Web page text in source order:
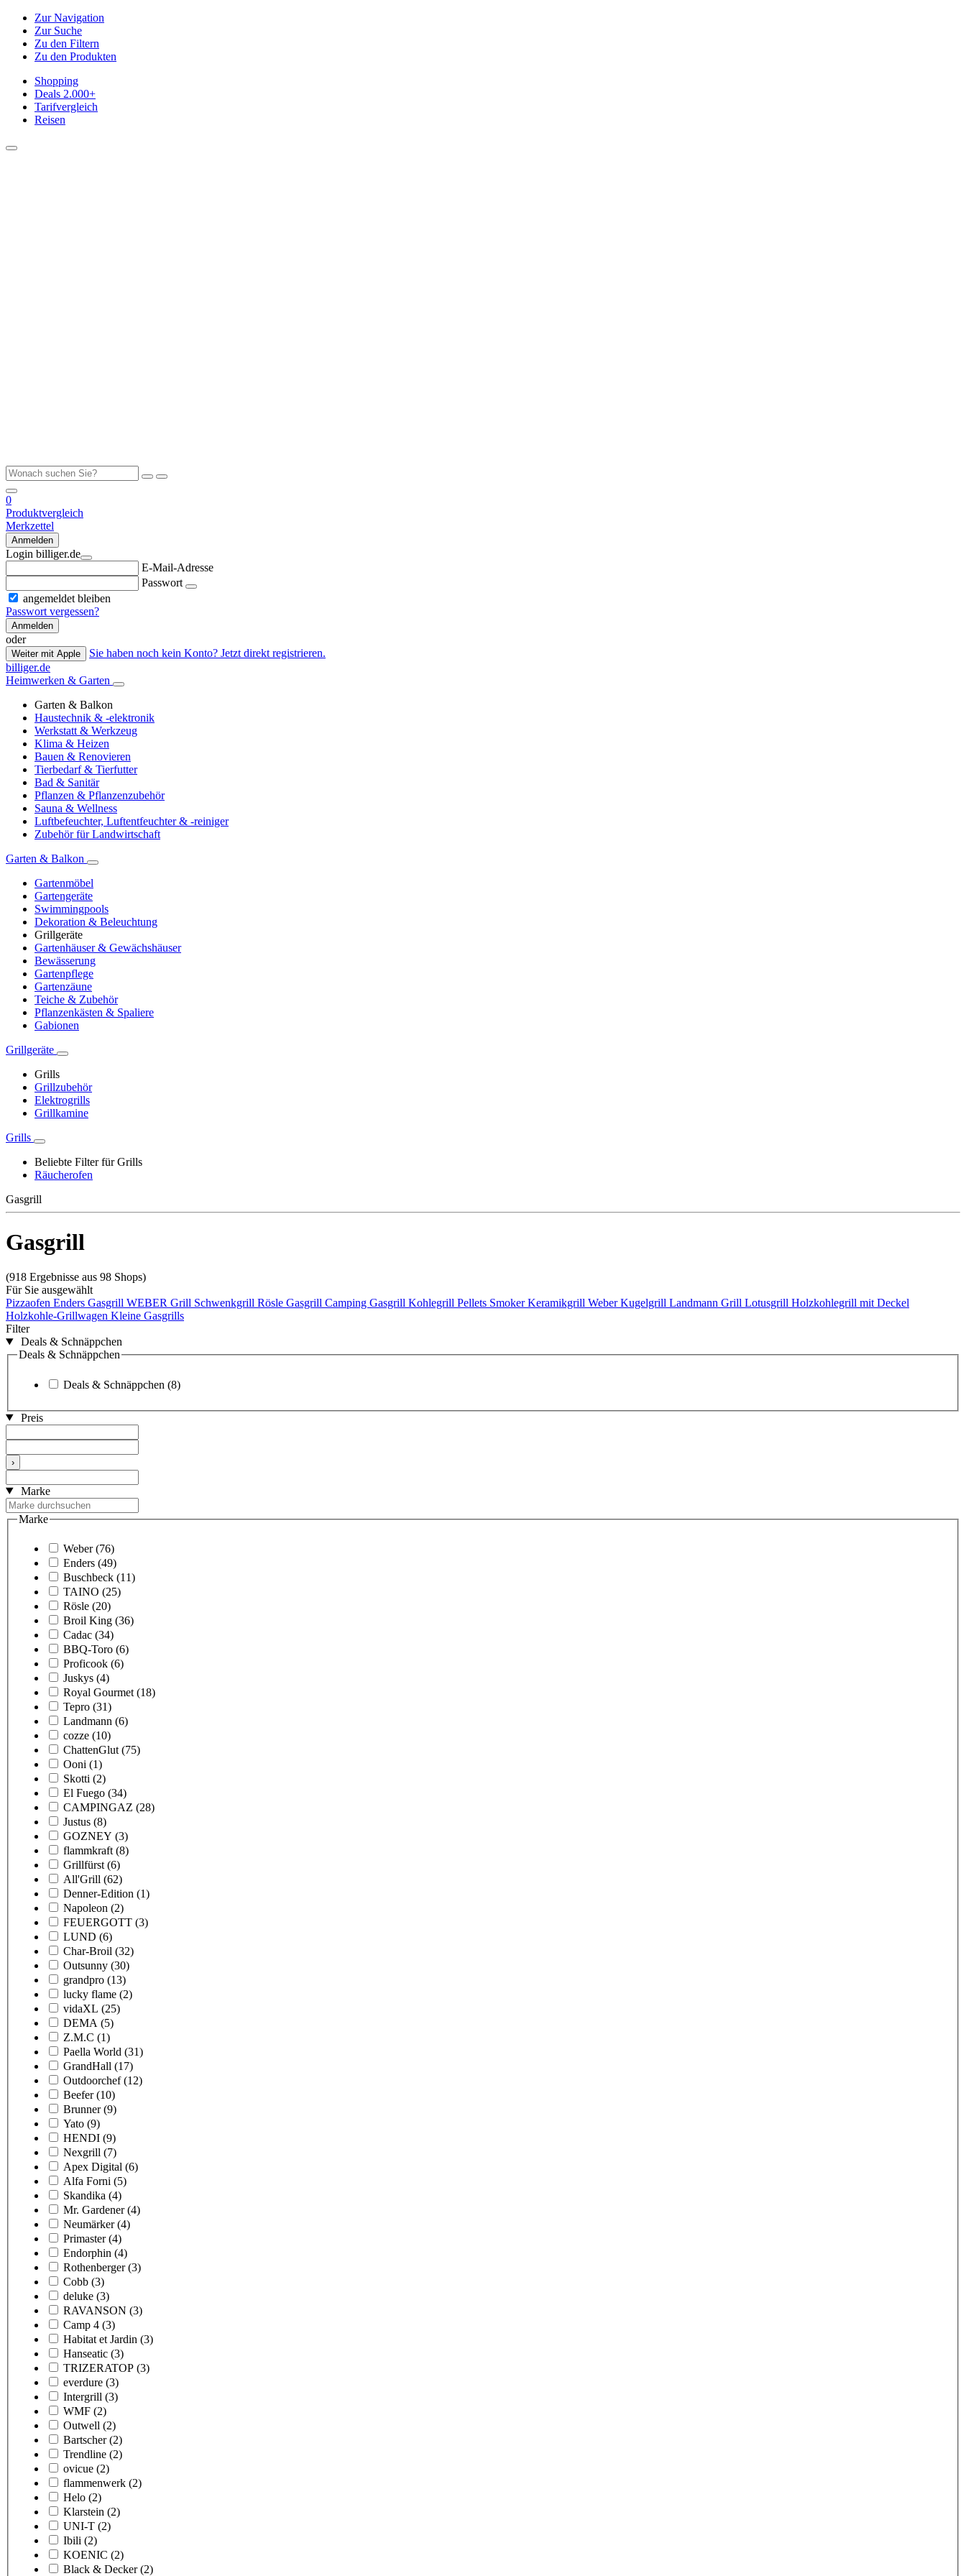
Zur Navigation
Zur Suche
Zu den Filtern
Zu den Produkten
Shopping
Deals 2.000+
Tarifvergleich
Reisen
0
Produktvergleich
Merkzettel
Anmelden
Login billiger.de
E-Mail-Adresse
Passwort
angemeldet bleiben
Passwort vergessen?
Anmelden
oder
Weiter mit Apple
Sie haben noch kein Konto? Jetzt direkt registrieren.
billiger.de
Heimwerken & Garten
Garten & Balkon
Haustechnik & -elektronik
Werkstatt & Werkzeug
Klima & Heizen
Bauen & Renovieren
Tierbedarf & Tierfutter
Bad & Sanitär
Pflanzen & Pflanzenzubehör
Sauna & Wellness
Luftbefeuchter, Luftentfeuchter & -reiniger
Zubehör für Landwirtschaft
Garten & Balkon
Gartenmöbel
Gartengeräte
Swimmingpools
Dekoration & Beleuchtung
Grillgeräte
Gartenhäuser & Gewächshäuser
Bewässerung
Gartenpflege
Gartenzäune
Teiche & Zubehör
Pflanzenkästen & Spaliere
Gabionen
Grillgeräte
Grills
Grillzubehör
Elektrogrills
Grillkamine
Grills
Beliebte Filter für Grills
Räucherofen
Gasgrill
Gasgrill
(918 Ergebnisse aus 98 Shops)
Für Sie ausgewählt
Pizzaofen Enders Gasgrill WEBER Grill Schwenkgrill Rösle Gasgrill Camping Gasgrill Kohlegrill Pellets SmokerKeramikgrill Weber Kugelgrill Landmann Grill Lotusgrill Holzkohlegrill mit Deckel
Holzkohle-Grillwagen Kleine Gasgrills
Filter
Deals & Schnäppchen
Deals & Schnäppchen
Deals & Schnäppchen (8)
Preis
›
Marke
Marke
Weber (76)
Enders (49)
Buschbeck (11)
TAINO (25)
Rösle (20)
Broil King (36)
Cadac (34)
BBQ-Toro (6)
Proficook (6)
Juskys (4)
Royal Gourmet (18)
Tepro (31)
Landmann (6)
cozze (10)
ChattenGlut (75)
Ooni (1)
Skotti (2)
El Fuego (34)
CAMPINGAZ (28)
Justus (8)
GOZNEY (3)
flammkraft (8)
Grillfürst (6)
All'Grill (62)
Denner-Edition (1)
Napoleon (2)
FEUERGOTT (3)
LUND (6)
Char-Broil (32)
Outsunny (30)
grandpro (13)
lucky flame (2)
vidaXL (25)
DEMA (5)
Z.M.C (1)
Paella World (31)
GrandHall (17)
Outdoorchef (12)
Beefer (10)
Brunner (9)
Yato (9)
HENDI (9)
Nexgrill (7)
Apex Digital (6)
Alfa Forni (5)
Skandika (4)
Mr. Gardener (4)
Neumärker (4)
Primaster (4)
Endorphin (4)
Rothenberger (3)
Cobb (3)
deluke (3)
RAVANSON (3)
Camp 4 (3)
Habitat et Jardin (3)
Hanseatic (3)
TRIZERATOP (3)
everdure (3)
Intergrill (3)
WMF (2)
Outwell (2)
Bartscher (2)
Trendline (2)
ovicue (2)
flammenwerk (2)
Helo (2)
Klarstein (2)
UNI-T (2)
Ibili (2)
KOENIC (2)
Black & Decker (2)